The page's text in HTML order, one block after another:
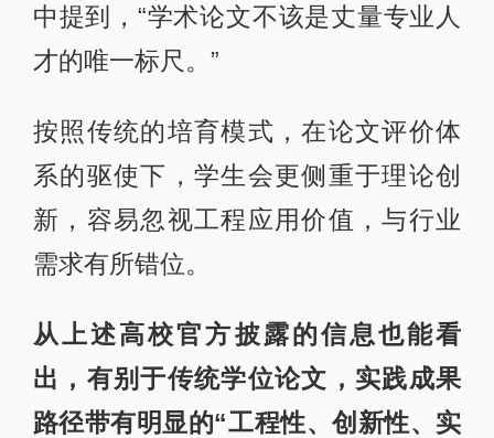
中提到，“学术论文不该是丈量专业人
才的唯一标尺。”
按照传统的培育模式，在论文评价体
系的驱使下，学生会更侧重于理论创
新，容易忽视工程应用价值，与行业
需求有所错位。
从上述高校官方披露的信息也能看
出，有别于传统学位论文，实践成果
路径带有明显的“工程性、创新性、实